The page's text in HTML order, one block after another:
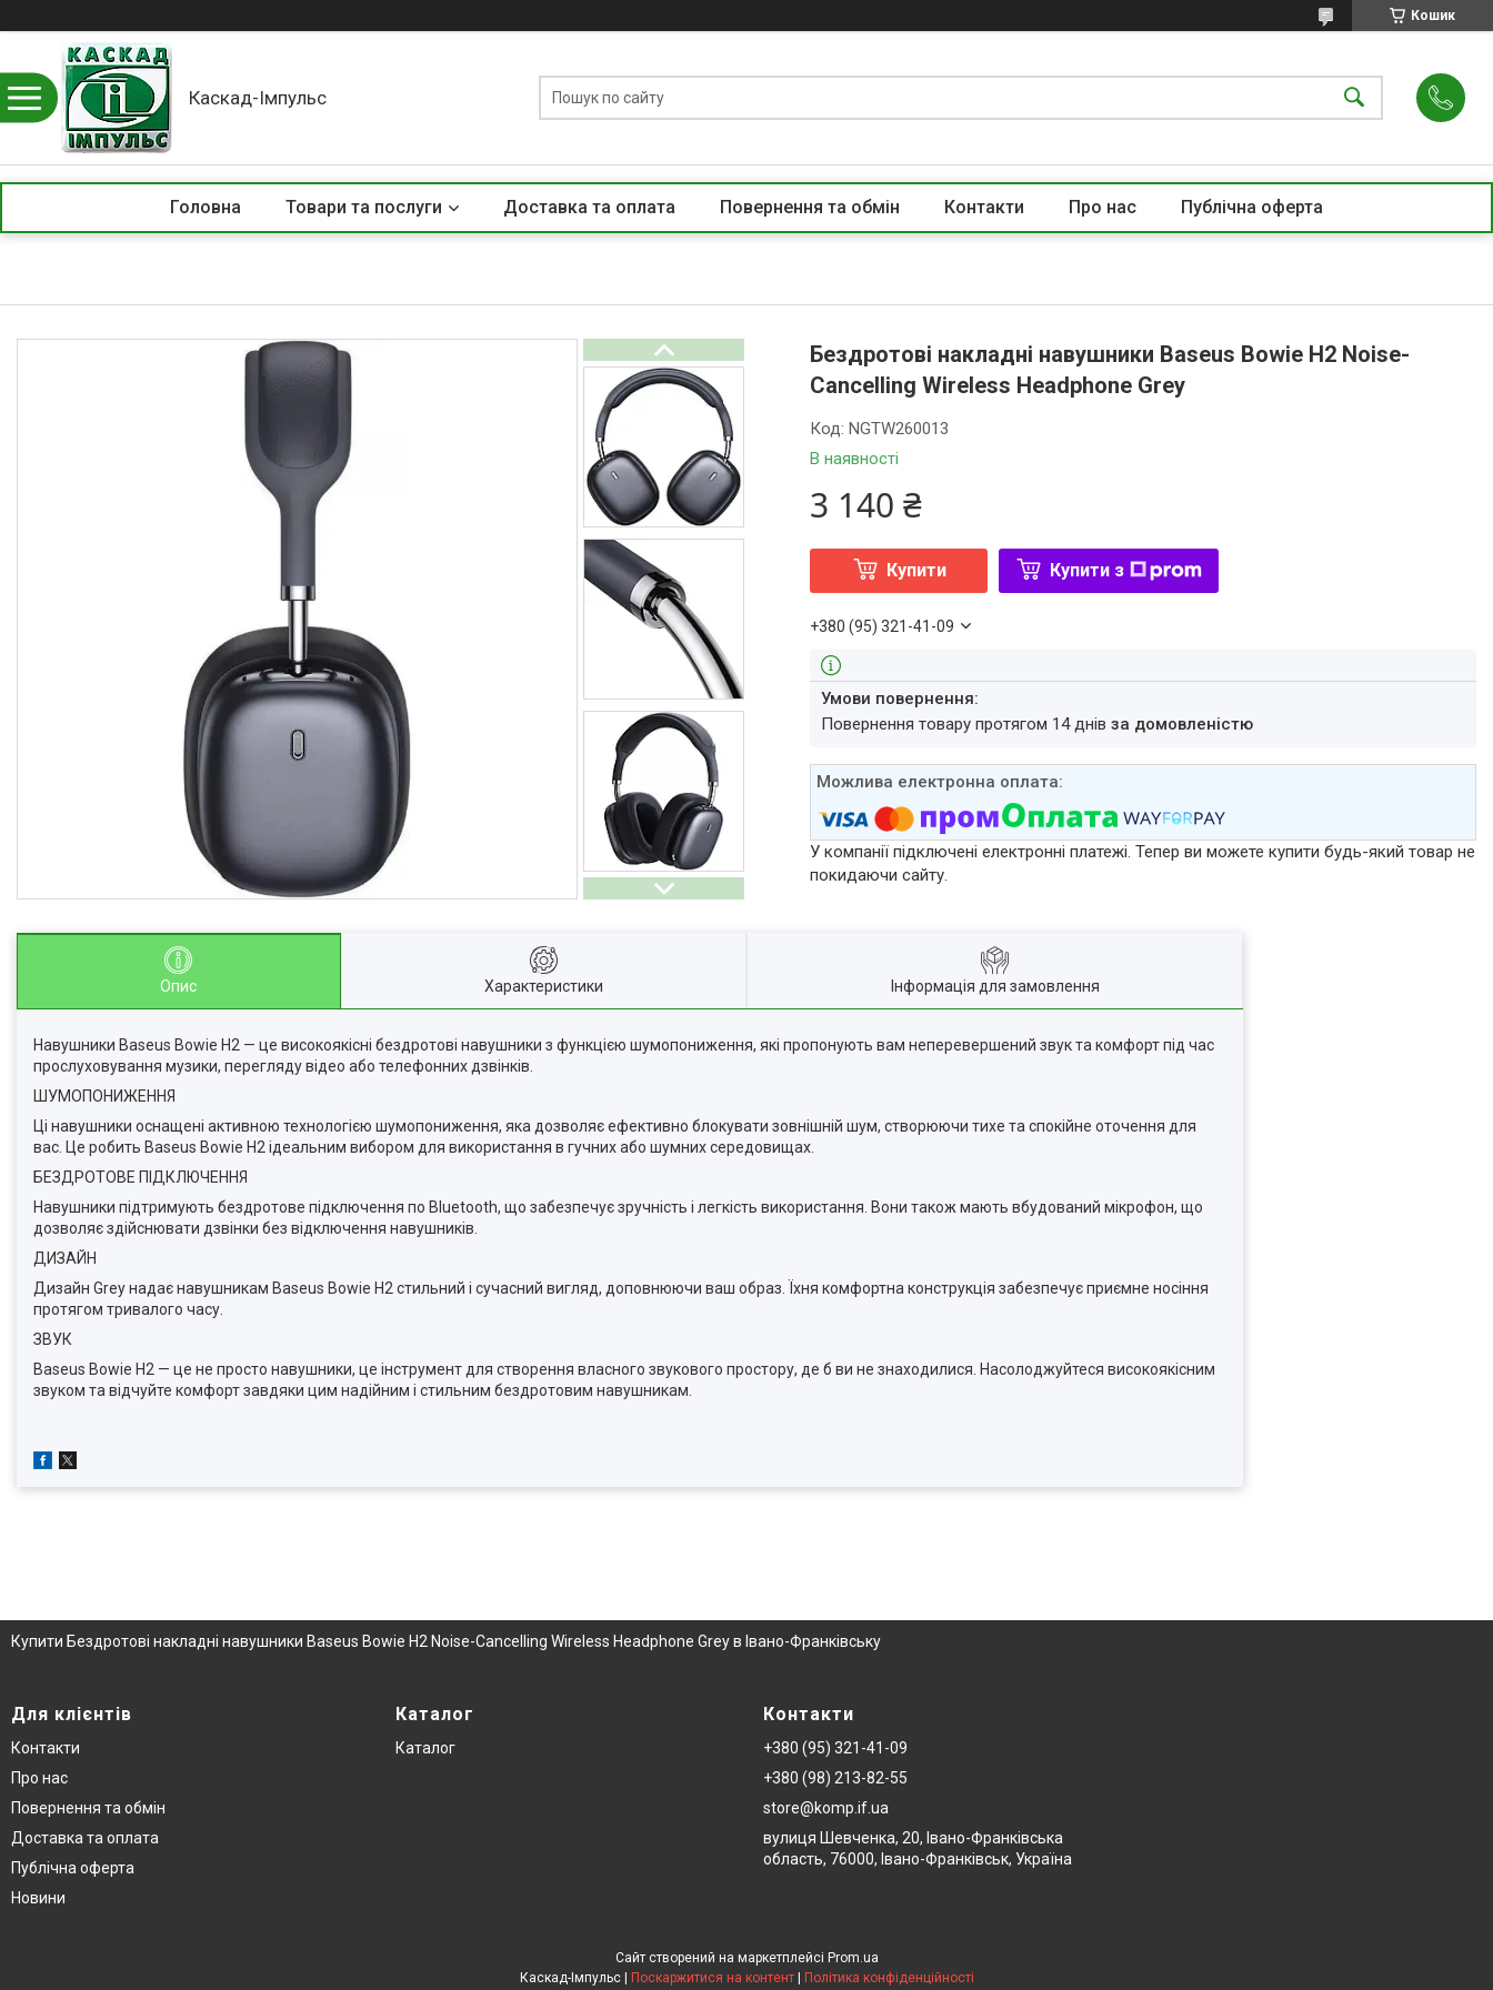
Кошик
Каскад-Імпульс
Головна Товари та послуги Доставка та оплата Повернення та обмін Контакти Про нас Публічна оферта
Бездротові накладні навушники Baseus Bowie H2 Noise-
Cancelling Wireless Headphone Grey
В наявності
Код:NGTW260013
3 140 ₴
Купити Купити з
+380 (95) 321-41-09
повернення товару протягом 14 днівза домовленістю
У компанії підключені електронні платежі. Тепер ви можете купити будь-який товар не
покидаючи сайту.
Опис Характеристики Інформація для замовлення
Навушники Baseus Bowie H2 — це високоякісні бездротові навушники з функцією шумопониження, які пропонують вам неперевершений звук та комфорт під час
прослуховування музики, перегляду відео або телефонних дзвінків.
ШУМОПОНИЖЕННЯ
Ці навушники оснащені активною технологією шумопониження, яка дозволяє ефективно блокувати зовнішній шум, створюючи тихе та спокійне оточення для
вас. Це робить Baseus Bowie H2 ідеальним вибором для використання в гучних або шумних середовищах.
БЕЗДРОТОВЕ ПІДКЛЮЧЕННЯ
Навушники підтримують бездротове підключення по Bluetooth, що забезпечує зручність і легкість використання. Вони також мають вбудований мікрофон, що
дозволяє здійснювати дзвінки без відключення навушників.
ДИЗАЙН
Дизайн Grey надає навушникам Baseus Bowie H2 стильний і сучасний вигляд, доповнюючи ваш образ. Їхня комфортна конструкція забезпечує приємне носіння
протягом тривалого часу.
ЗВУК
Baseus Bowie H2 — це не просто навушники, це інструмент для створення власного звукового простору, де б ви не знаходилися. Насолоджуйтеся високоякісним
звуком та відчуйте комфорт завдяки цим надійним і стильним бездротовим навушникам.
Купити Бездротові накладні навушники Baseus Bowie H2 Noise-Cancelling Wireless Headphone Grey в Івано-Франківську
Для клієнтів
Контакти
Про нас
Повернення та обмін
Доставка та оплата
Публічна оферта
Новини
Каталог
Каталог
Контакти
+380 (95) 321-41-09
+380 (98) 213-82-55
store@komp.if.ua
вулиця Шевченка, 20, Івано-Франківська
область, 76000, Івано-Франківськ, Україна
Сайт створений на маркетплейсі Prom.ua
Поскаржитися на контент Політика конфіденційності